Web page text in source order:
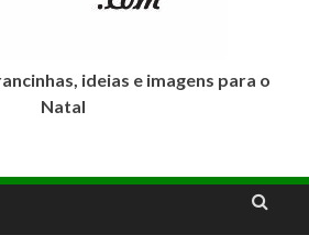
ideias e imagens para o
Natal